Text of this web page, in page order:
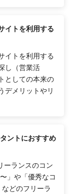
イトを利用する
イトを利用する
し（営業活
としての本来の
デメリットやリ
ントにおすすめ
ーランスのコン
」や「優秀なコ
どのフリーラ